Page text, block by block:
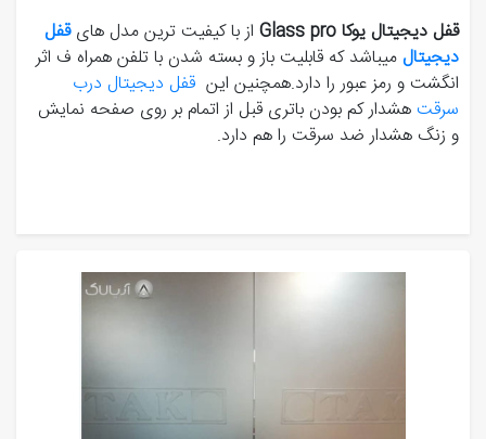
قفل دیجیتال یوکا Glass pro از با کیفیت ترین مدل هایقفل
دیجیتالمیباشد که قابلیت باز و بسته شدن با تلفن همراه ف اثر
انگشت و رمز عبور را دارد.همچنین این قفل دیجیتال درب
سرقتهشدار کم بودن باتری قبل از اتمام بر روی صفحه نمایش
و زنگ هشدار ضد سرقت را هم دارد.